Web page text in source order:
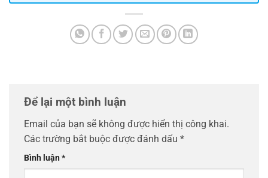
Để lại một bình luận
Email của bạn sẽ không được hiển thị công khai.
Các trường bắt buộc được đánh dấu *
Bình luận*